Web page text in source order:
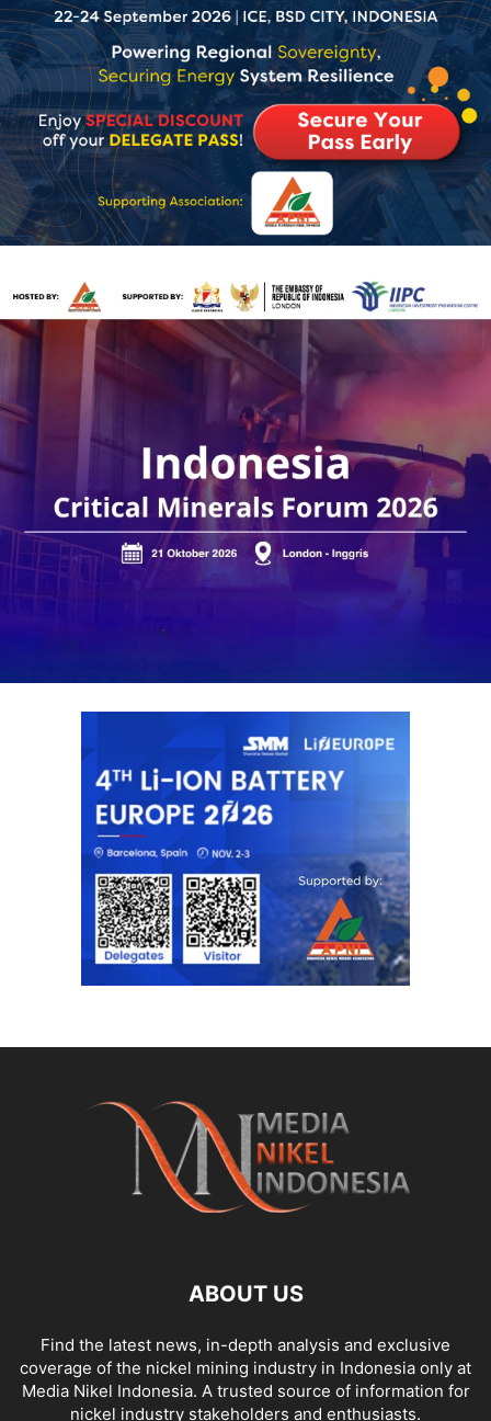
ABOUT US
Find the latest news, in-depth analysis and exclusive
coverage of the nickel mining industry in Indonesia only at
Media Nikel Indonesia. A trusted source of information for
nickel industry stakeholders and enthusiasts.